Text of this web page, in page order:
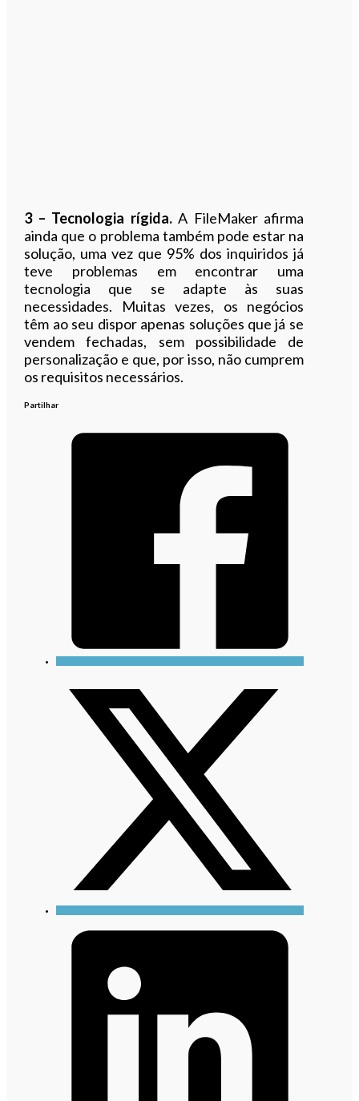
3 – Tecnologia rígida.A FileMaker afirma
ainda que o problema também pode estar na
solução, uma vez que 95% dos inquiridos já
teve problemas em encontrar uma
tecnologia que se adapte às suas
necessidades. Muitas vezes, os negócios
têm ao seu dispor apenas soluções que já se
vendem fechadas, sem possibilidade de
personalização e que, por isso, não cumprem
os requisitos necessários.
Partilhar